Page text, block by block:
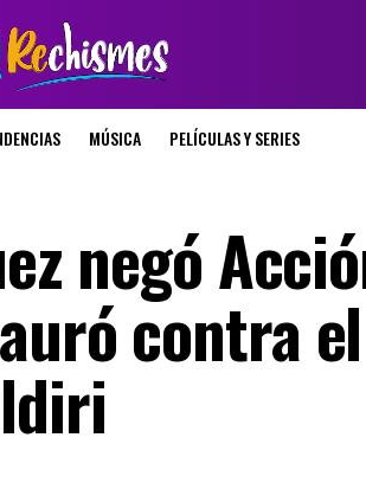
MÚSICA PELÍCULAS Y SERIES
negó
contra el